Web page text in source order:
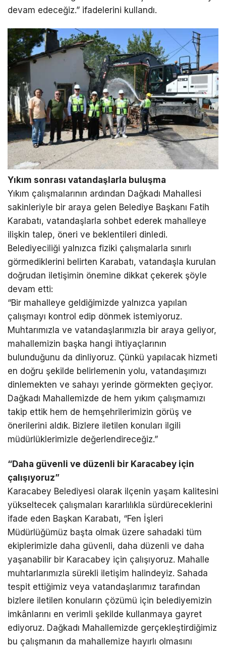
devam edeceğiz.” ifadelerini kullandı.
Yıkım sonrası vatandaşlarla buluşma
Yıkım çalışmalarının ardından Dağkadı Mahallesi
sakinleriyle bir araya gelen Belediye Başkanı Fatih
Karabatı, vatandaşlarla sohbet ederek mahalleye
ilişkin talep, öneri ve beklentileri dinledi.
Belediyeciliği yalnızca fiziki çalışmalarla sınırlı
görmediklerini belirten Karabatı, vatandaşla kurulan
doğrudan iletişimin önemine dikkat çekerek şöyle
devam etti:
“Bir mahalleye geldiğimizde yalnızca yapılan
çalışmayı kontrol edip dönmek istemiyoruz.
Muhtarımızla ve vatandaşlarımızla bir araya geliyor,
mahallemizin başka hangi ihtiyaçlarının
bulunduğunu da dinliyoruz. Çünkü yapılacak hizmeti
en doğru şekilde belirlemenin yolu, vatandaşımızı
dinlemekten ve sahayı yerinde görmekten geçiyor.
Dağkadı Mahallemizde de hem yıkım çalışmamızı
takip ettik hem de hemşehrilerimizin görüş ve
önerilerini aldık. Bizlere iletilen konuları ilgili
müdürlüklerimizle değerlendireceğiz.”
“Daha güvenli ve düzenli bir Karacabey için
çalışıyoruz”
Karacabey Belediyesi olarak ilçenin yaşam kalitesini
yükseltecek çalışmaları kararlılıkla sürdüreceklerini
ifade eden Başkan Karabatı, “Fen İşleri
Müdürlüğümüz başta olmak üzere sahadaki tüm
ekiplerimizle daha güvenli, daha düzenli ve daha
yaşanabilir bir Karacabey için çalışıyoruz. Mahalle
muhtarlarımızla sürekli iletişim halindeyiz. Sahada
tespit ettiğimiz veya vatandaşlarımız tarafından
bizlere iletilen konuların çözümü için belediyemizin
imkânlarını en verimli şekilde kullanmaya gayret
ediyoruz. Dağkadı Mahallemizde gerçekleştirdiğimiz
bu çalışmanın da mahallemize hayırlı olmasını